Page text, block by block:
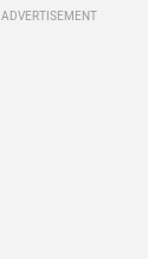
ADVERTISEMENT